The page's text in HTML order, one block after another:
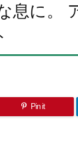
息に。
Pin it